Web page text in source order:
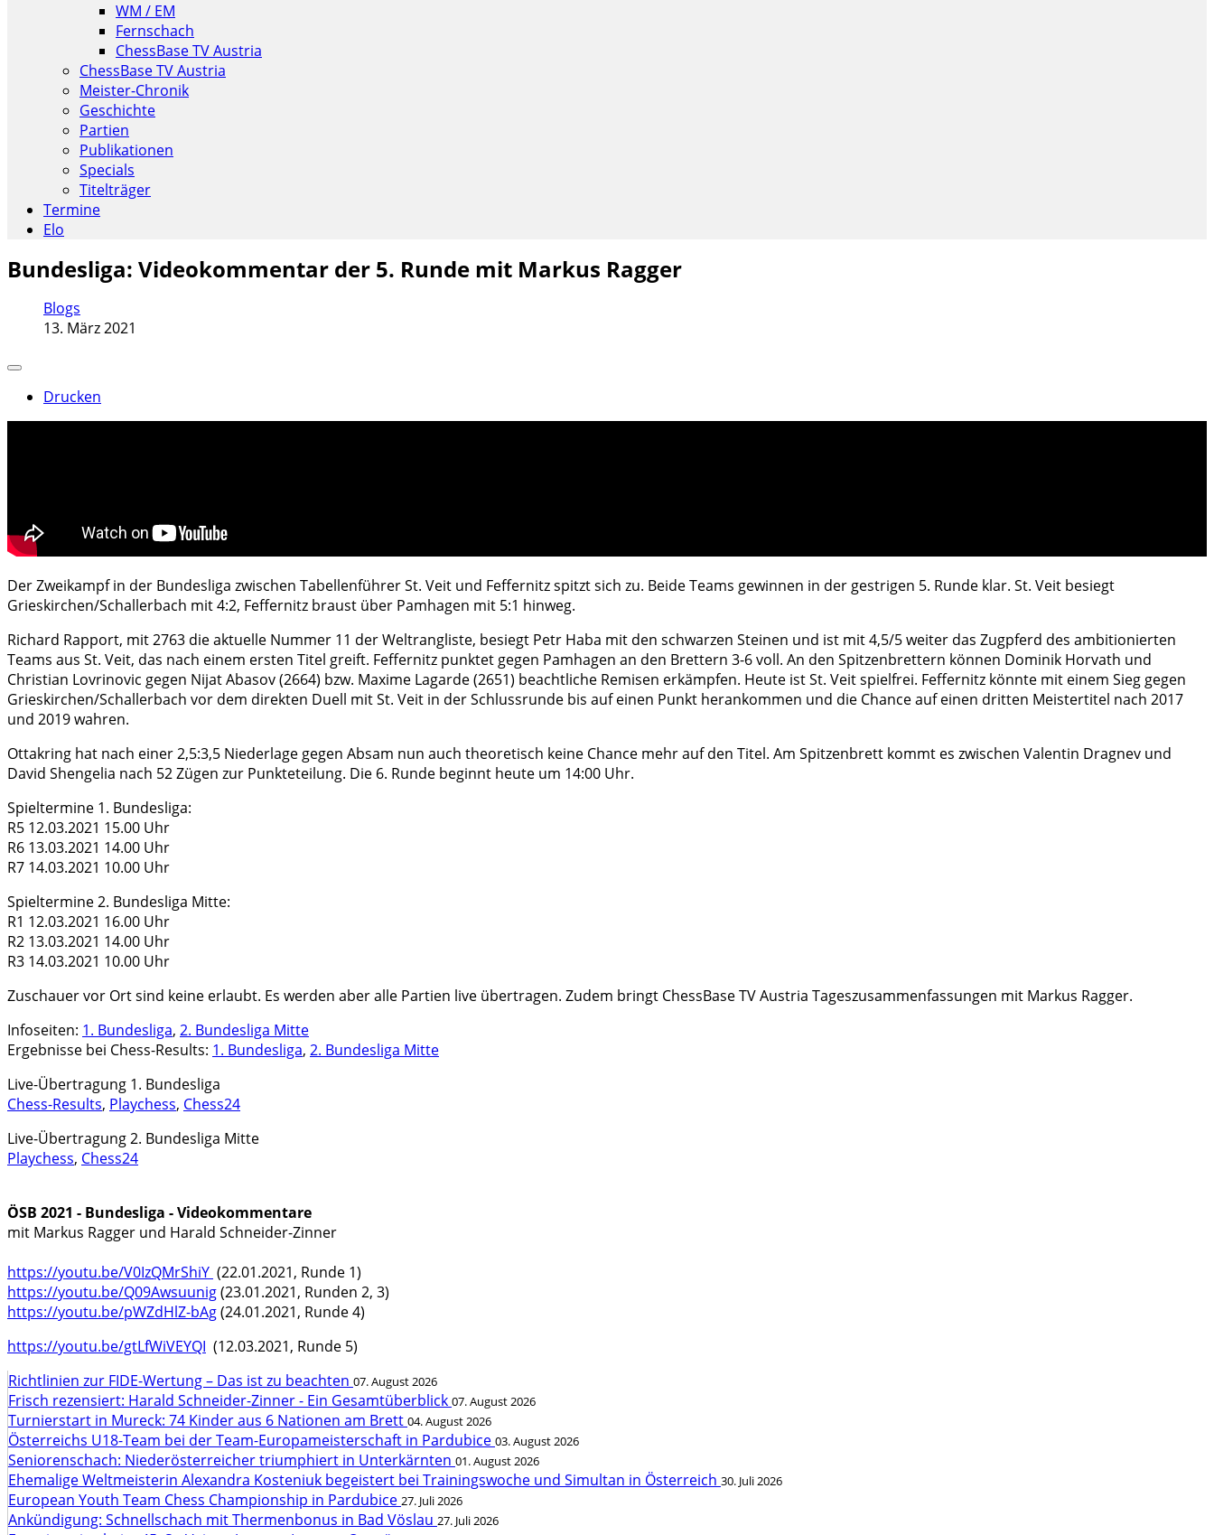
WM / EM
Fernschach
ChessBase TV Austria
ChessBase TV Austria
Meister-Chronik
Geschichte
Partien
Publikationen
Specials
Titelträger
Termine
Elo
Bundesliga: Videokommentar der 5. Runde mit Markus Ragger
Blogs
13. März 2021
Drucken
Der Zweikampf in der Bundesliga zwischen Tabellenführer St. Veit und Feffernitz spitzt sich zu. Beide Teams gewinnen in der gestrigen 5. Runde klar. St. Veit besiegt
Grieskirchen/Schallerbach mit 4:2, Feffernitz braust über Pamhagen mit 5:1 hinweg.
Richard Rapport, mit 2763 die aktuelle Nummer 11 der Weltrangliste, besiegt Petr Haba mit den schwarzen Steinen und ist mit 4,5/5 weiter das Zugpferd des ambitionierten
Teams aus St. Veit, das nach einem ersten Titel greift. Feffernitz punktet gegen Pamhagen an den Brettern 3-6 voll. An den Spitzenbrettern können Dominik Horvath und
Christian Lovrinovic gegen Nijat Abasov (2664) bzw. Maxime Lagarde (2651) beachtliche Remisen erkämpfen. Heute ist St. Veit spielfrei. Feffernitz könnte mit einem Sieg gegen
Grieskirchen/Schallerbach vor dem direkten Duell mit St. Veit in der Schlussrunde bis auf einen Punkt herankommen und die Chance auf einen dritten Meistertitel nach 2017
und 2019 wahren.
Ottakring hat nach einer 2,5:3,5 Niederlage gegen Absam nun auch theoretisch keine Chance mehr auf den Titel. Am Spitzenbrett kommt es zwischen Valentin Dragnev und
David Shengelia nach 52 Zügen zur Punkteteilung. Die 6. Runde beginnt heute um 14:00 Uhr.
Spieltermine 1. Bundesliga:
R5 12.03.2021 15.00 Uhr
R6 13.03.2021 14.00 Uhr
R7 14.03.2021 10.00 Uhr
Spieltermine 2. Bundesliga Mitte:
R1 12.03.2021 16.00 Uhr
R2 13.03.2021 14.00 Uhr
R3 14.03.2021 10.00 Uhr
Zuschauer vor Ort sind keine erlaubt. Es werden aber alle Partien live übertragen. Zudem bringt ChessBase TV Austria Tageszusammenfassungen mit Markus Ragger.
Infoseiten: 1. Bundesliga, 2. Bundesliga Mitte
Ergebnisse bei Chess-Results: 1. Bundesliga, 2. Bundesliga Mitte
Live-Übertragung 1. Bundesliga
Chess-Results, Playchess, Chess24
Live-Übertragung 2. Bundesliga Mitte
Playchess, Chess24
ÖSB 2021 - Bundesliga - Videokommentare
mit Markus Ragger und Harald Schneider-Zinner
https://youtu.be/V0IzQMrShiY (22.01.2021, Runde 1)
https://youtu.be/Q09Awsuunig(23.01.2021, Runden 2, 3)
https://youtu.be/pWZdHlZ-bAg(24.01.2021, Runde 4)
https://youtu.be/gtLfWiVEYQI (12.03.2021, Runde 5)
Richtlinien zur FIDE-Wertung – Das ist zu beachten 07. August 2026
Frisch rezensiert: Harald Schneider-Zinner - Ein Gesamtüberblick 07. August 2026
Turnierstart in Mureck: 74 Kinder aus 6 Nationen am Brett 04. August 2026
Österreichs U18-Team bei der Team-Europameisterschaft in Pardubice 03. August 2026
Seniorenschach: Niederösterreicher triumphiert in Unterkärnten 01. August 2026
Ehemalige Weltmeisterin Alexandra Kosteniuk begeistert bei Trainingswoche und Simultan in Österreich 30. Juli 2026
European Youth Team Chess Championship in Pardubice 27. Juli 2026
Ankündigung: Schnellschach mit Thermenbonus in Bad Vöslau 27. Juli 2026